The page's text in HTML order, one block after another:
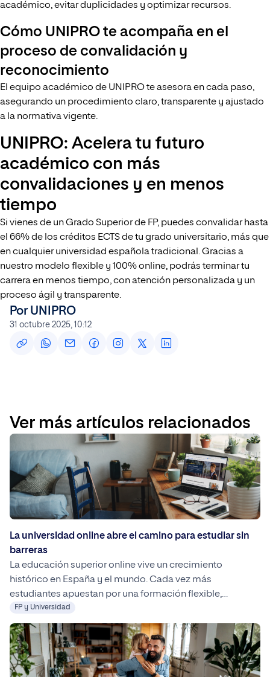
académico, evitar duplicidades y optimizar recursos.
Cómo UNIPRO te acompaña en el
proceso de convalidación y
reconocimiento
El equipo académico de UNIPRO te asesora en cada paso,
asegurando un procedimiento claro, transparente y ajustado
a la normativa vigente.
UNIPRO: Acelera tu futuro
académico con más
convalidaciones y en menos
tiempo
Si vienes de un Grado Superior de FP, puedes convalidar hasta
el 66% de los créditos ECTS de tu grado universitario, más que
en cualquier universidad española tradicional. Gracias a
nuestro modelo flexible y 100% online, podrás terminar tu
carrera en menos tiempo, con atención personalizada y un
proceso ágil y transparente.
Por UNIPRO
31 octubre 2025, 10:12
Ver más artículos relacionados
La universidad online abre el camino para estudiar sin
barreras
La educación superior online vive un crecimiento
histórico en España y el mundo. Cada vez más
estudiantes apuestan por una formación flexible,
accesible y compatible con el trabajo y la vida personal.
En este contexto, universidades como UNIPRO destacan
por ofrecer programas virtuales de alta calidad,
orientados a la empleabilidad y adaptados a las nuevas
demandas del mercado laboral.
FP y Universidad